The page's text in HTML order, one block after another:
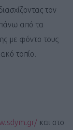
τον
από τα
με φόντο τους
τοπίο.
και στο